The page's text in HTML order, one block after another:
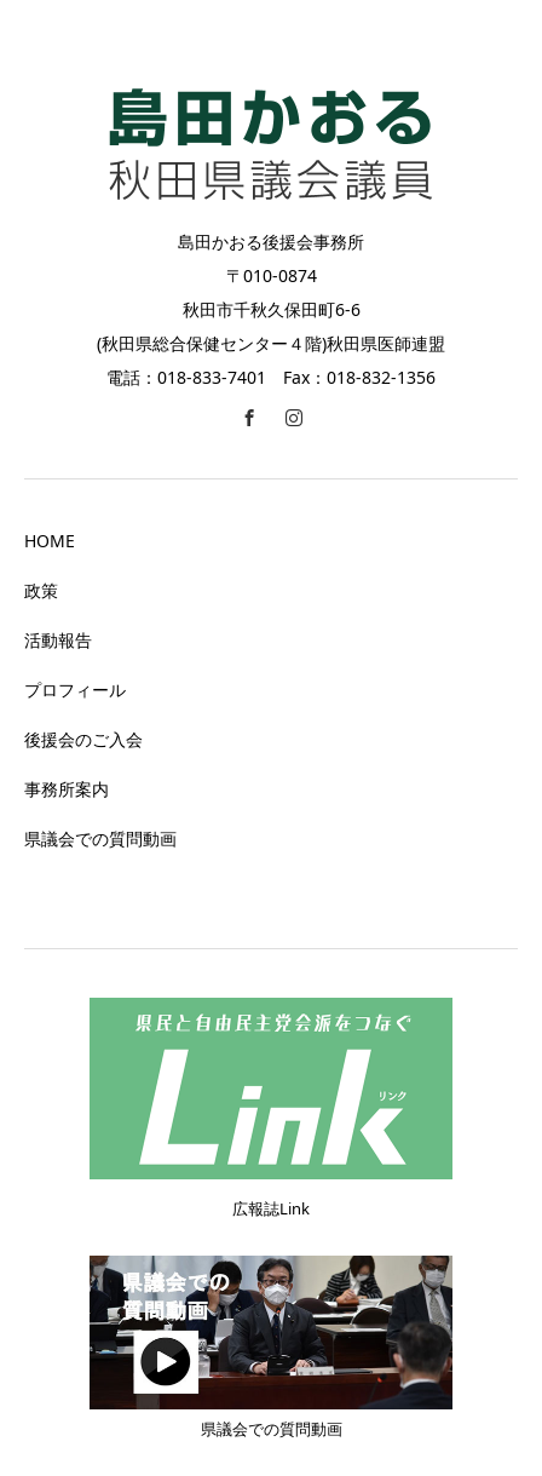
島田かおる後援会事務所
〒010-0874
秋田市千秋久保田町6-6
(秋田県総合保健センター４階)秋田県医師連盟
電話：018-833-7401 Fax：018-832-1356
HOME
政策
活動報告
プロフィール
後援会のご入会
事務所案内
県議会での質問動画
広報誌Link
県議会での質問動画